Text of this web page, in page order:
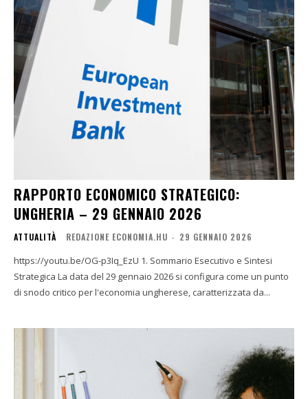
RAPPORTO ECONOMICO STRATEGICO:
UNGHERIA – 29 GENNAIO 2026
ATTUALITÀ REDAZIONE ECONOMIA.HU - 29 GENNAIO 2026
https://youtu.be/OG-p3Iq_EzU 1. Sommario Esecutivo e Sintesi
Strategica La data del 29 gennaio 2026 si configura come un punto
di snodo critico per l'economia ungherese, caratterizzata da...